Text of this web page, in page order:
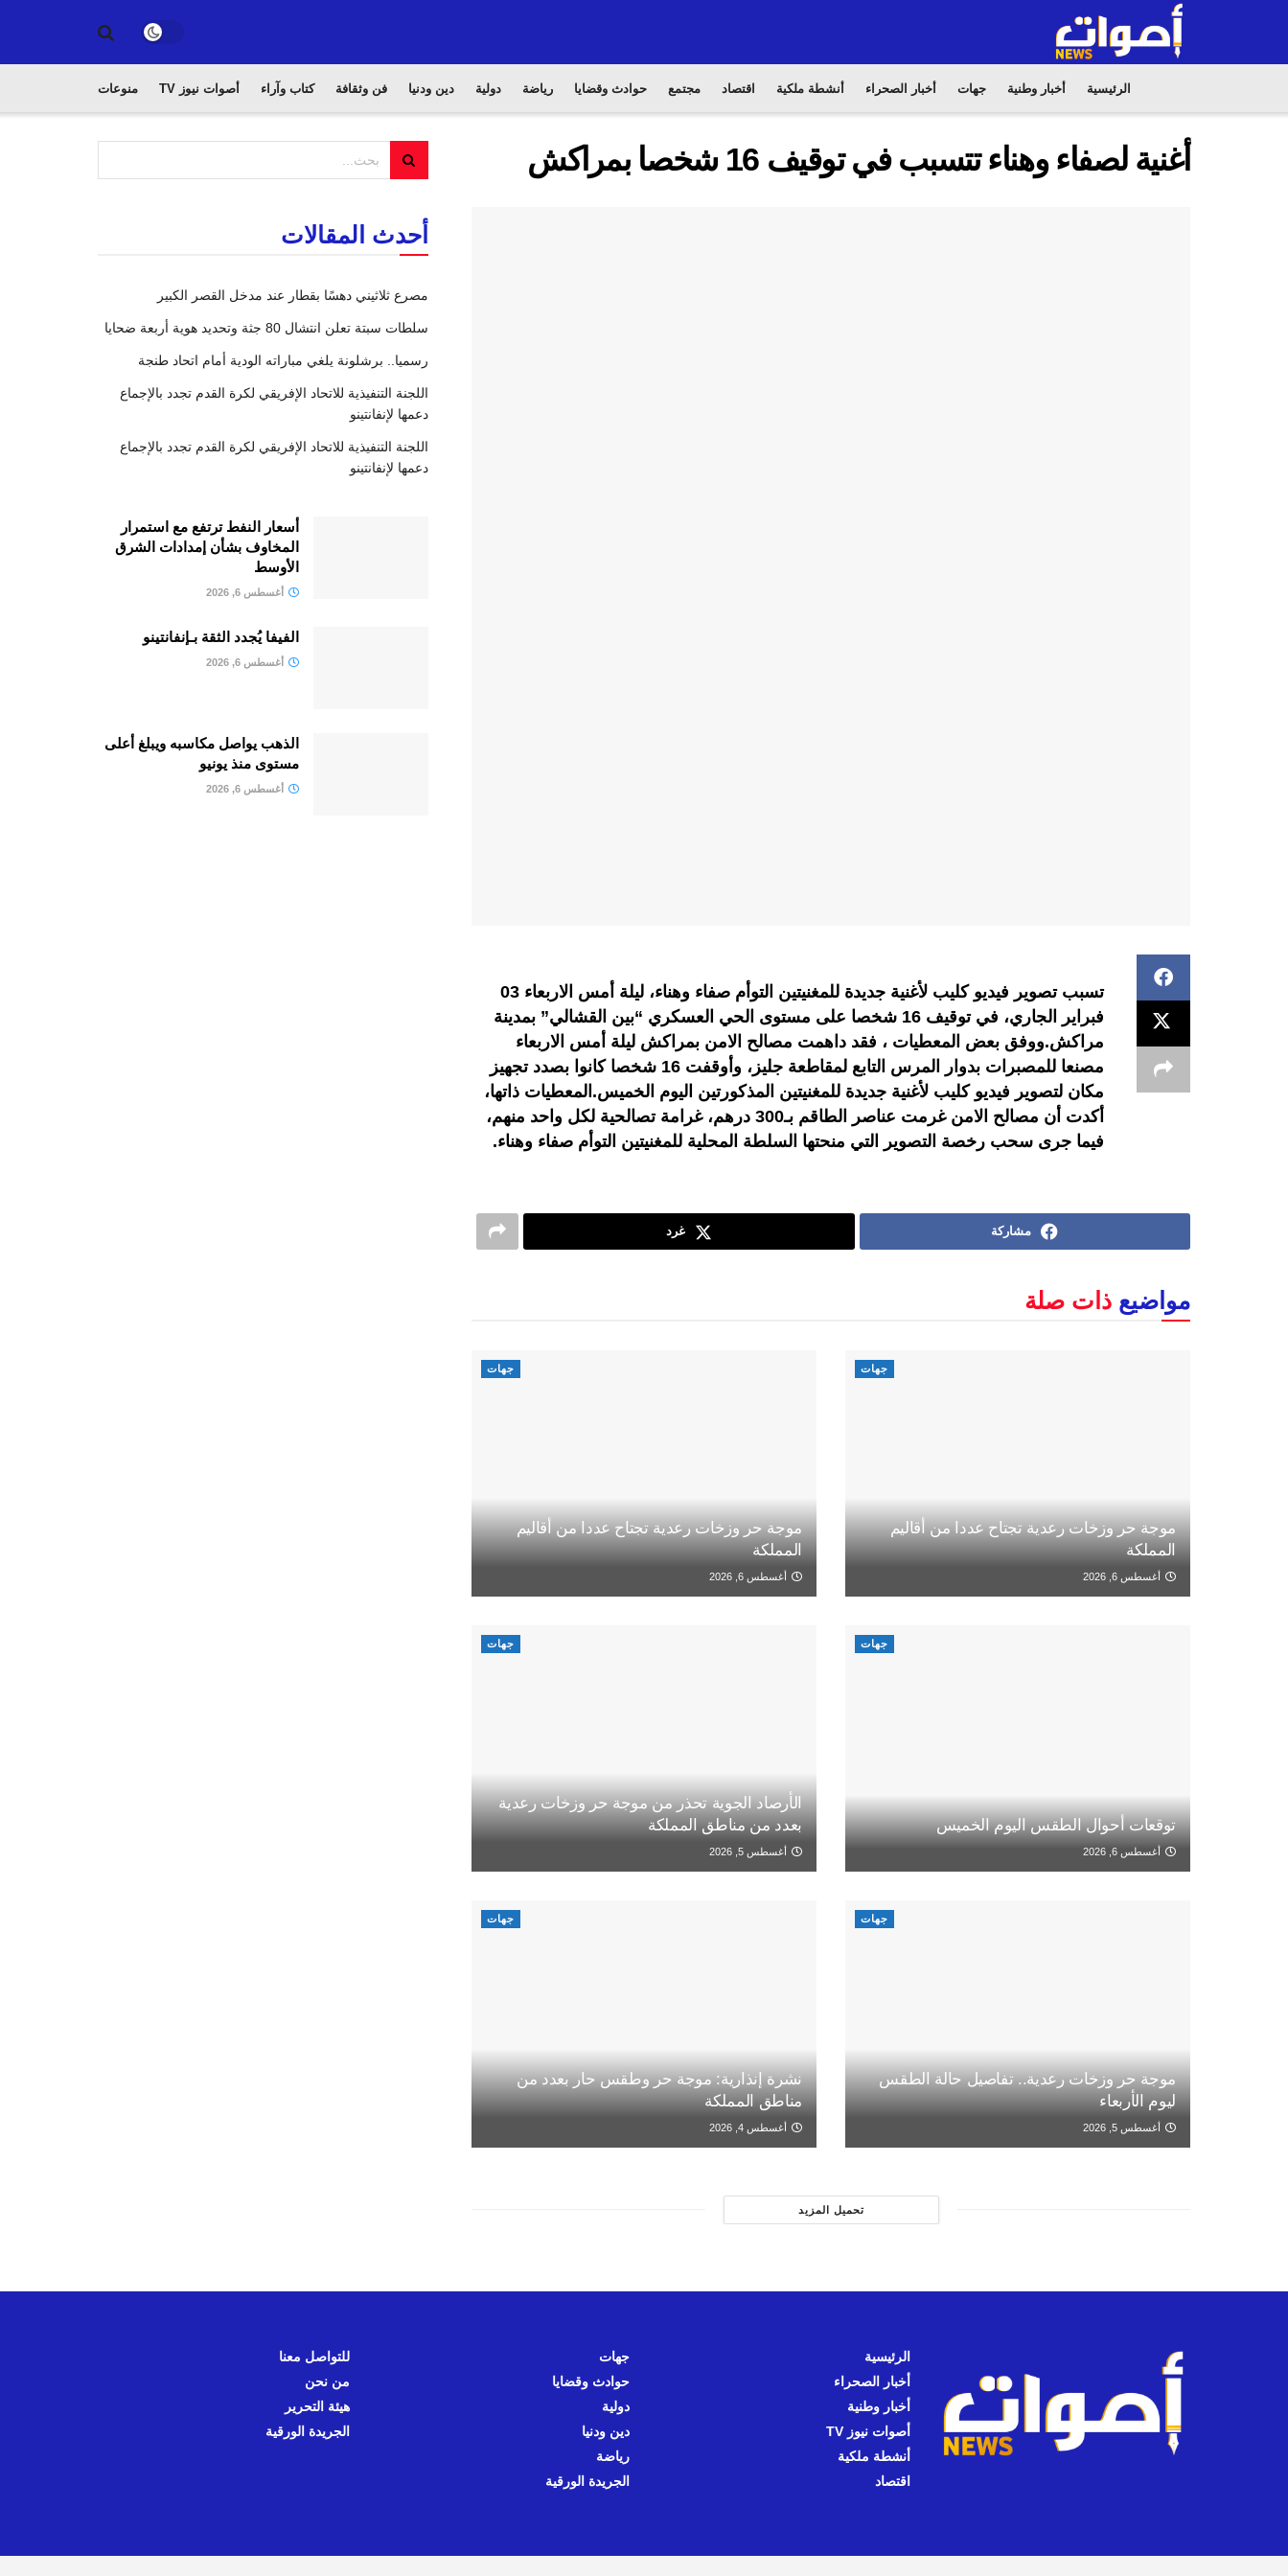
الرئيسية أخبار وطنية جهات أخبار الصحراء أنشطة ملكية اقتصاد مجتمع حوادث وقضايا رياضة دولية دين ودنيا فن وثقافة كتاب وآراء أصوات نيوز TV منوعات
أغنية لصفاء وهناء تتسبب في توقيف 16 شخصا بمراكش
تسبب تصوير فيديو كليب لأغنية جديدة للمغنيتين التوأم صفاء وهناء، ليلة أمس الاربعاء 03
فبراير الجاري، في توقيف 16 شخصا على مستوى الحي العسكري “بين القشالي” بمدينة
مراكش.ووفق بعض المعطيات ، فقد داهمت مصالح الامن بمراكش ليلة أمس الاربعاء
مصنعا للمصبرات بدوار المرس التابع لمقاطعة جليز، وأوقفت 16 شخصا كانوا بصدد تجهيز
مكان لتصوير فيديو كليب لأغنية جديدة للمغنيتين المذكورتين اليوم الخميس.المعطيات ذاتها،
أكدت أن مصالح الامن غرمت عناصر الطاقم بـ300 درهم، غرامة تصالحية لكل واحد منهم،
فيما جرى سحب رخصة التصوير التي منحتها السلطة المحلية للمغنيتين التوأم صفاء وهناء.
مشاركة غرد
مواضيع ذات صلة
جهات
موجة حر وزخات رعدية تجتاح عددا من أقاليم
المملكة
أغسطس 6, 2026
جهات
موجة حر وزخات رعدية تجتاح عددا من أقاليم
المملكة
أغسطس 6, 2026
جهات
توقعات أحوال الطقس اليوم الخميس
أغسطس 6, 2026
جهات
الأرصاد الجوية تحذر من موجة حر وزخات رعدية
بعدد من مناطق المملكة
أغسطس 5, 2026
جهات
موجة حر وزخات رعدية.. تفاصيل حالة الطقس
ليوم الأربعاء
أغسطس 5, 2026
جهات
نشرة إنذارية: موجة حر وطقس حار بعدد من
مناطق المملكة
أغسطس 4, 2026
تحميل المزيد
أحدث المقالات
مصرع ثلاثيني دهسًا بقطار عند مدخل القصر الكبير
سلطات سبتة تعلن انتشال 80 جثة وتحديد هوية أربعة ضحايا
رسميا.. برشلونة يلغي مباراته الودية أمام اتحاد طنجة
اللجنة التنفيذية للاتحاد الإفريقي لكرة القدم تجدد بالإجماع
دعمها لإنفانتينو
اللجنة التنفيذية للاتحاد الإفريقي لكرة القدم تجدد بالإجماع
دعمها لإنفانتينو
أسعار النفط ترتفع مع استمرار
المخاوف بشأن إمدادات الشرق
الأوسط
أغسطس 6, 2026
الفيفا يُجدد الثقة بـإنفانتينو
أغسطس 6, 2026
الذهب يواصل مكاسبه ويبلغ أعلى
مستوى منذ يونيو
أغسطس 6, 2026
الرئيسية
أخبار الصحراء
أخبار وطنية
أصوات نيوز TV
أنشطة ملكية
اقتصاد
جهات
حوادث وقضايا
دولية
دين ودنيا
رياضة
الجريدة الورقية
للتواصل معنا
من نحن
هيئة التحرير
الجريدة الورقية